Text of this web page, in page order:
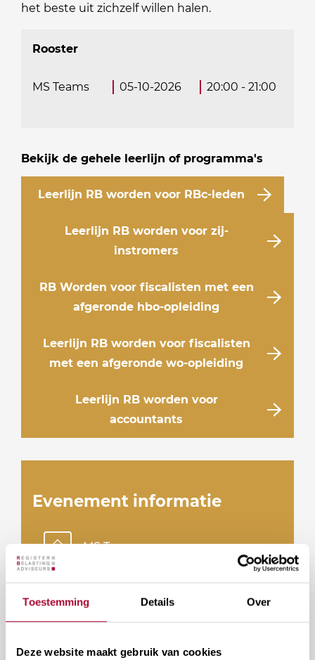
Toestemming Details Over
Deze website maakt gebruik van cookies
het beste uit zichzelf willen halen.
Rooster
MS Teams 05-10-2026 20:00 - 21:00
Bekijk de gehele leerlijn of programma's
Leerlijn RB worden voor RBc-leden
Leerlijn RB worden voor zij-
instromers
RB Worden voor fiscalisten met een
afgeronde hbo-opleiding
Leerlijn RB worden voor fiscalisten
met een afgeronde wo-opleiding
Leerlijn RB worden voor
accountants
Evenement informatie
MS Teams
75